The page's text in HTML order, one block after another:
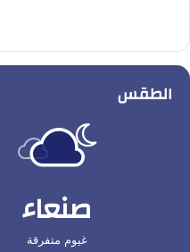
الطقس
صنعاء
غيوم متفرقة